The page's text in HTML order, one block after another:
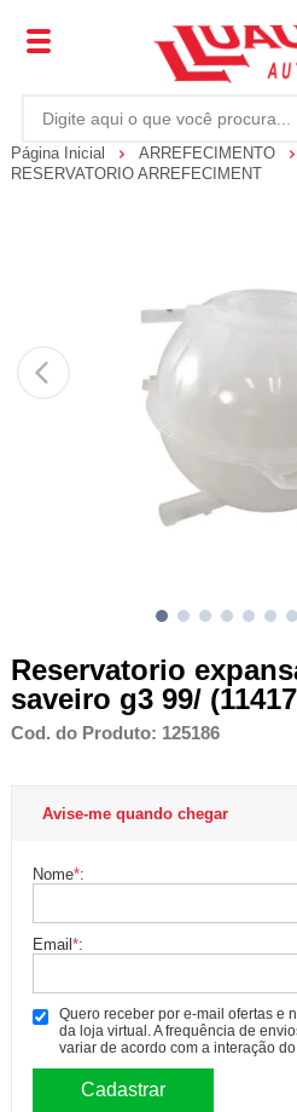
Página Inicial
ARREFECIMENTO
RESERVATORIO ARREFECIMENT
Reservatorio
saveiro g3 99/
Cod. do Produto: 125186
Avise-me quando chegar
Nome*:
Email*:
Quero receber por e-mail ofertas e
da loja virtual. A frequência de
variar de acordo com a interação